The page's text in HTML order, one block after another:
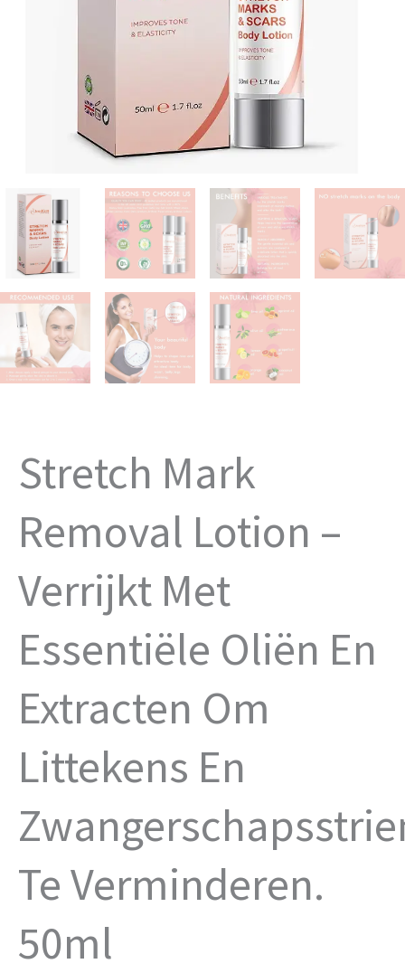
Stretch Mark
Removal Lotion –
Verrijkt Met
Essentiële Oliën En
Extracten Om
Littekens En
Te Verminderen.
50ml